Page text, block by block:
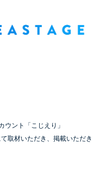
ウント「こじえり」
て取材いただき、掲載いただき